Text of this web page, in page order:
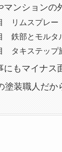
マンションの
リムスプレー
鉄部とモルタ
タキステップ
にもマイナス
塗装職人だか